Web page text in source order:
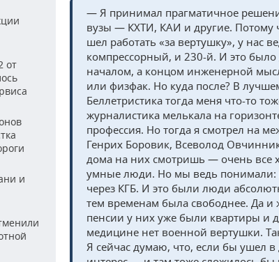
от
и
— Я принимал прагматичное
вузы — КХТИ, КАИ и другие. Потому
шел работать «за вертушку», у нас
компрессорный, и 230-й. И это
началом, а концом инженерной
или физфак. Но куда после? В
Беллетристика тогда меня что-то
журналистика мелькала на
профессия. Но тогда я смотрел на
Генрих Боровик, Всеволод
дома на них смотришь — очень все
умные люди. Но мы ведь понимали:
через КГБ. И это были люди
тем временам была свободнее. Да
пенсии у них уже были квартиры и
медицине нет военной вертушки.
Я сейчас думаю, что, если бы ушел